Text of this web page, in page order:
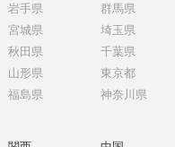
岩手県
宮城県
秋田県
山形県
福島県
群馬県
埼玉県
千葉県
東京都
神奈川県